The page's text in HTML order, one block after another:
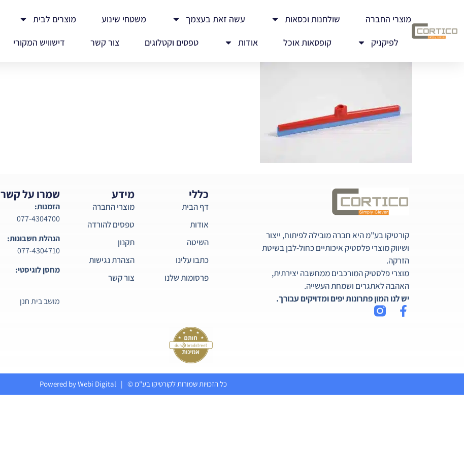
מוצרי החברה שולחנות וכסאות עשה זאת בעצמך משטחי שינוע מוצרים לבית
לפיקניק
קופסאות אוכל אודות טפסים וקטלוגים צור קשר דישוויש המקורי
קורטיקו בע"מ היא חברה מובילה לפיתוח, ייצור
ושיווק מוצרי פלסטיק איכותיים כחול-לבן בשיטת
הזרקה.
מוצרי פלסטיק המורכבים ממחשבה יצירתית,
האהבה לאתגרים ושמחת העשייה.
יש לנו המון פתרונות יפים ומדויקים עבורך.
כללי
דף הבית
אודות
השיטה
כתבו עלינו
פרסומות שלנו
מידע
מוצרי החברה
טפסים להורדה
תקנון
הצהרת נגישות
צור קשר
שמרו על קשר
הזמנות:
077-4304700
הנהלת חשבונות:
077-4304710
מחסן לוגיסטי:
מושב בית חנן
כל הזכויות שמורות לקורטיקו בע"מ © | Powered by Webi Digital